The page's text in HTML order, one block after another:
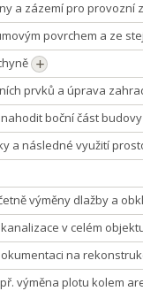
a zázemí pro provozní
povrchem a ze
prvků a úprava
boční část
a následné využití
výměny dlažby a
v celém
na
výměna plotu kolem